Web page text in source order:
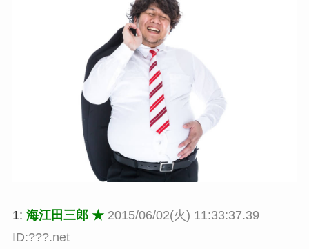
1: 海江田三郎 ★ 2015/06/02(火) 11:33:37.39
ID:???.net